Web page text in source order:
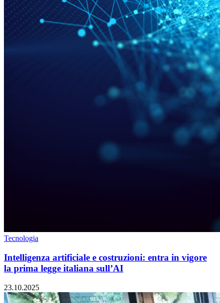
Tecnologia
Intelligenza artificiale e costruzioni: entra in vigore
la prima legge italiana sull’AI
23.10.2025